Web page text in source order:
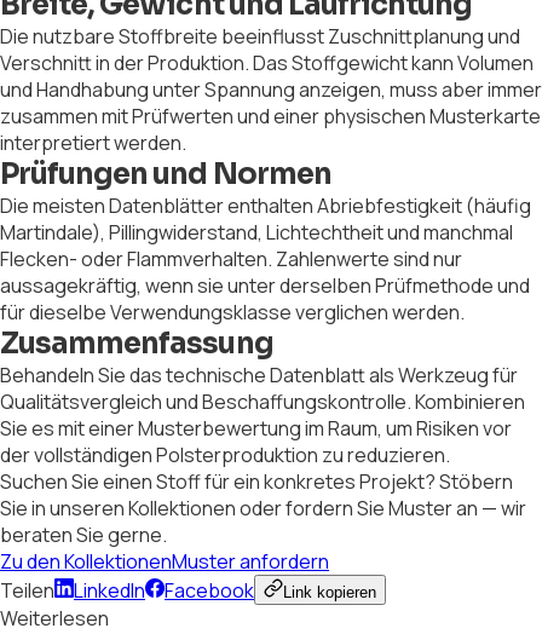
Die nutzbare Stoffbreite beeinflusst Zuschnittplanung und
Verschnitt in der Produktion. Das Stoffgewicht kann Volumen
und Handhabung unter Spannung anzeigen, muss aber immer
zusammen mit Prüfwerten und einer physischen Musterkarte
interpretiert werden.
Prüfungen und Normen
Die meisten Datenblätter enthalten Abriebfestigkeit (häufig
Martindale), Pillingwiderstand, Lichtechtheit und manchmal
Flecken- oder Flammverhalten. Zahlenwerte sind nur
aussagekräftig, wenn sie unter derselben Prüfmethode und
für dieselbe Verwendungsklasse verglichen werden.
Zusammenfassung
Behandeln Sie das technische Datenblatt als Werkzeug für
Qualitätsvergleich und Beschaffungskontrolle. Kombinieren
Sie es mit einer Musterbewertung im Raum, um Risiken vor
der vollständigen Polsterproduktion zu reduzieren.
Suchen Sie einen Stoff für ein konkretes Projekt? Stöbern
Sie in unseren Kollektionen oder fordern Sie Muster an — wir
beraten Sie gerne.
Zu den KollektionenMuster anfordern
Teilen
LinkedIn Facebook Link kopieren
Weiterlesen